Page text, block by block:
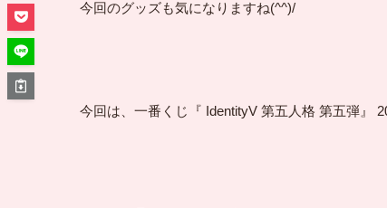
今回のグッズも気になりますね(^^)/
今回は、一番くじ『 IdentityV 第五人格 第五弾』